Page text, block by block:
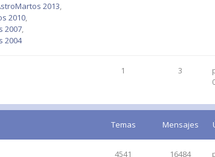
2013,
2010,
2007,
2004
1 3
Temas Mensajes
4541 16484